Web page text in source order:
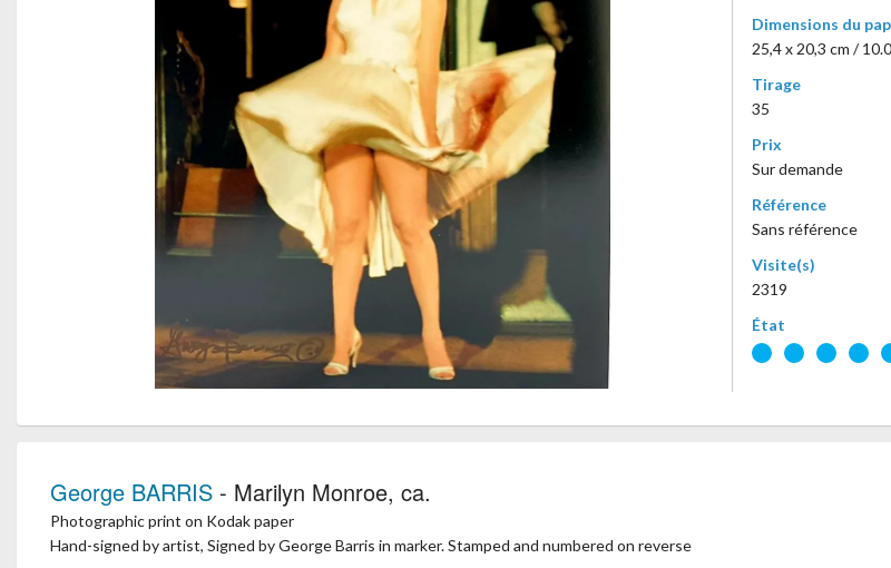
Dimensions du
25,4 x 20,3 cm /
Tirage
35
Prix
Sur demande
Référence
Sans référence
Visite(s)
2319
État
George BARRIS - Marilyn Monroe, ca.
Photographic print on Kodak paper
Hand-signed by artist, Signed by George Barris in marker. Stamped and numbered on reverse